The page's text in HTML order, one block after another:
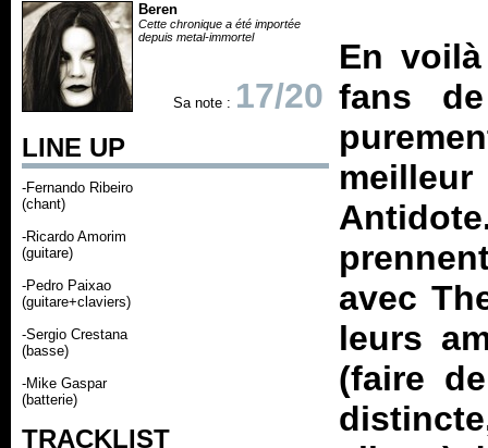
Beren
Cette chronique a été importée
depuis metal-immortel
Sa note : 17/20
LINE UP
-Fernando Ribeiro
(chant)
-Ricardo Amorim
(guitare)
-Pedro Paixao
(guitare+claviers)
-Sergio Crestana
(basse)
-Mike Gaspar
(batterie)
TRACKLIST
En
fans
Antidote
avec
leurs
(faire